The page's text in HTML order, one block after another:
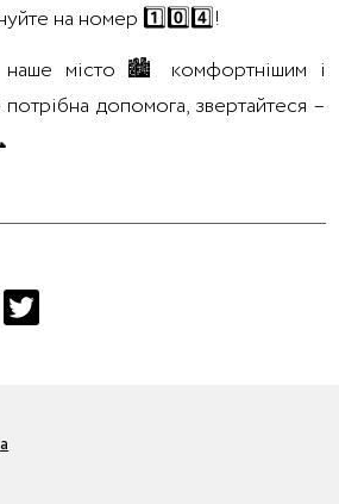
на номер 1️⃣0️⃣4️⃣!
місто 🏙 комфортнішим і
допомога, звертайтеся –